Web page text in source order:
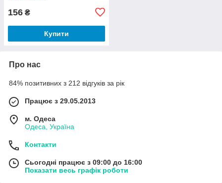
156 ₴
Купити
Про нас
84% позитивних з 212 відгуків за рік
Працює з 29.05.2013
м. Одеса
Одеса, Україна
Контакти
Сьогодні працює з 09:00 до 16:00
Показати весь графік роботи